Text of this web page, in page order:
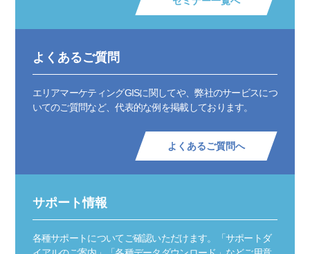
よくあるご質問
エリアマーケティングGISに関してや、弊社のサービスにつ
いてのご質問など、代表的な例を掲載しております。
よくあるご質問へ
サポート情報
各種サポートについてご確認いただけます。「サポートダ